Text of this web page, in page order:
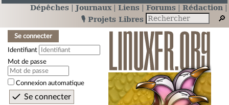
Dépêches Journaux Liens Forums
Rédaction
🎙️ Projets Libres
Se connecter
Identifiant
Mot de passe
Connexion automatique